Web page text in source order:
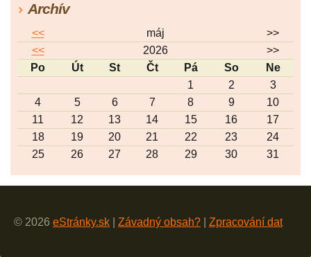
Archív
<< máj
>>
<<
2026
>>
Po
Út St Čt Pá So
Ne
1
2
3
4
5 6 7 8 9
10
11
12 13 14 15 16
17
18
19 20 21 22 23
24
25
26 27 28 29 30 31
© 2026 eStránky.sk Závadný obsah? Zpracování dat